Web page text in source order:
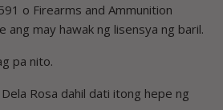
o Firearms and Ammunition
ang may hawak ng lisensya ng baril.
pa nito.
Rosa dahil dati itong hepe ng